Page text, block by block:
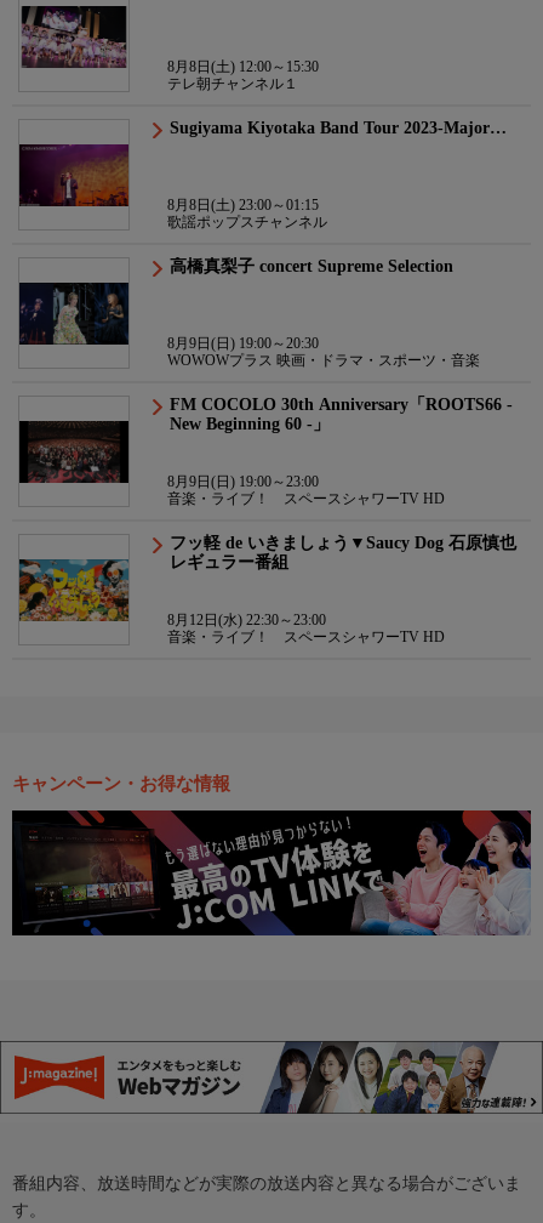
8月8日(土) 12:00～15:30
テレ朝チャンネル１
Sugiyama Kiyotaka Band Tour 2023-Major…
8月8日(土) 23:00～01:15
歌謡ポップスチャンネル
高橋真梨子 concert Supreme Selection
8月9日(日) 19:00～20:30
WOWOWプラス 映画・ドラマ・スポーツ・音楽
FM COCOLO 30th Anniversary「ROOTS66 -
New Beginning 60 -」
8月9日(日) 19:00～23:00
音楽・ライブ！ スペースシャワーTV HD
フッ軽 de いきましょう▼Saucy Dog 石原慎也
レギュラー番組
8月12日(水) 22:30～23:00
音楽・ライブ！ スペースシャワーTV HD
キャンペーン・お得な情報
番組内容、放送時間などが実際の放送内容と異なる場合がございま
す。